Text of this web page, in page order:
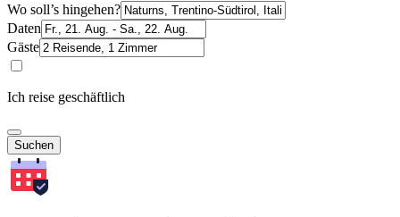
Wo soll’s hingehen?
Daten
Gäste
Ich reise geschäftlich
Suchen